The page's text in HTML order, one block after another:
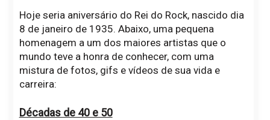
Hoje seria aniversário do Rei do Rock, nascido dia
8 de janeiro de 1935. Abaixo, uma pequena
homenagem a um dos maiores artistas que o
mundo teve a honra de conhecer, com uma
mistura de fotos, gifs e vídeos de sua vida e
carreira:
Décadas de 40 e 50